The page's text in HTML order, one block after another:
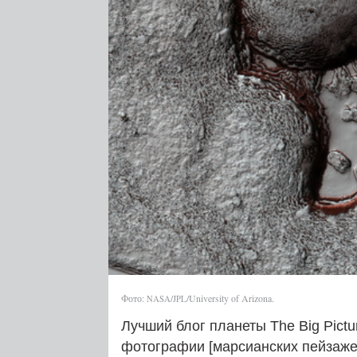
Фото: NASA/JPL/University of Arizona.
Лучший блог планеты The Big
фотографии [марсианских